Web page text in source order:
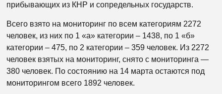
прибывающих из КНР и сопредельных государств.
Всего взято на мониторинг по всем категориям 2272
человек, из них по 1 «а» категории – 1438, по 1 «б»
категории – 475, по 2 категории – 359 человек. Из 2272
человек взятых на мониторинг, снято с мониторинга —
380 человек. По состоянию на 14 марта остаются под
мониторингом всего 1892 человек.